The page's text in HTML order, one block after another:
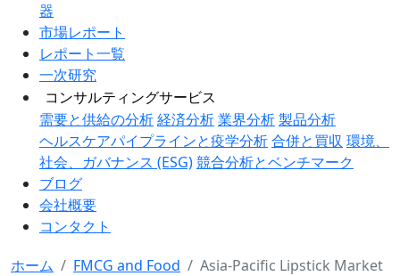
器
市場レポート
レポート一覧
一次研究
コンサルティングサービス
需要と供給の分析経済分析業界分析製品分析
ヘルスケアパイプラインと疫学分析合併と買収 環境、
社会、ガバナンス (ESG)競合分析とベンチマーク
ブログ
会社概要
コンタクト
ホーム FMCG and Food Asia-Pacific Lipstick Market